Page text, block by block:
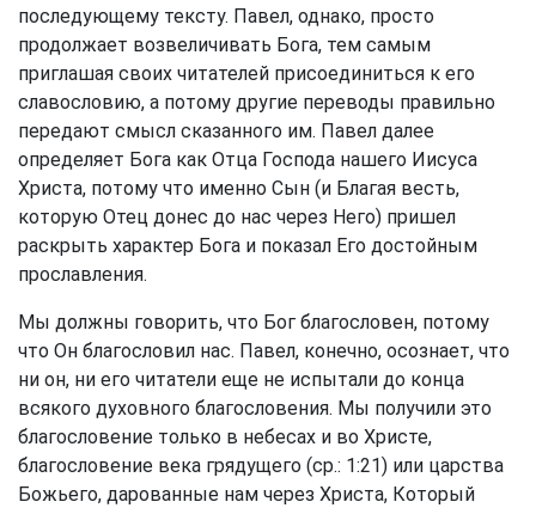
последующему тексту. Павел, однако, просто
продолжает возвеличивать Бога, тем самым
приглашая своих читателей присоединиться к его
славословию, а потому другие переводы правильно
передают смысл сказанного им. Павел далее
определяет Бога как Отца Господа нашего Иисуса
Христа, потому что именно Сын (и Благая весть,
которую Отец донес до нас через Него) пришел
раскрыть характер Бога и показал Его достойным
прославления.
Мы должны говорить, что Бог благословен, потому
что Он благословил нас. Павел, конечно, осознает, что
ни он, ни его читатели еще не испытали до конца
всякого духовного благословения. Мы получили это
благословение только в небесах и во Христе,
благословение века грядущего (ср.: 1:21) или царства
Божьего, дарованные нам через Христа, Который